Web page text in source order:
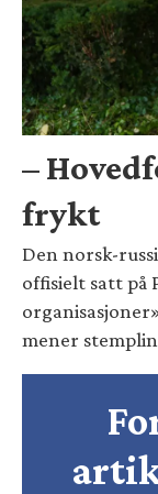
–
frykt
Den norsk-
offisielt satt på
mener